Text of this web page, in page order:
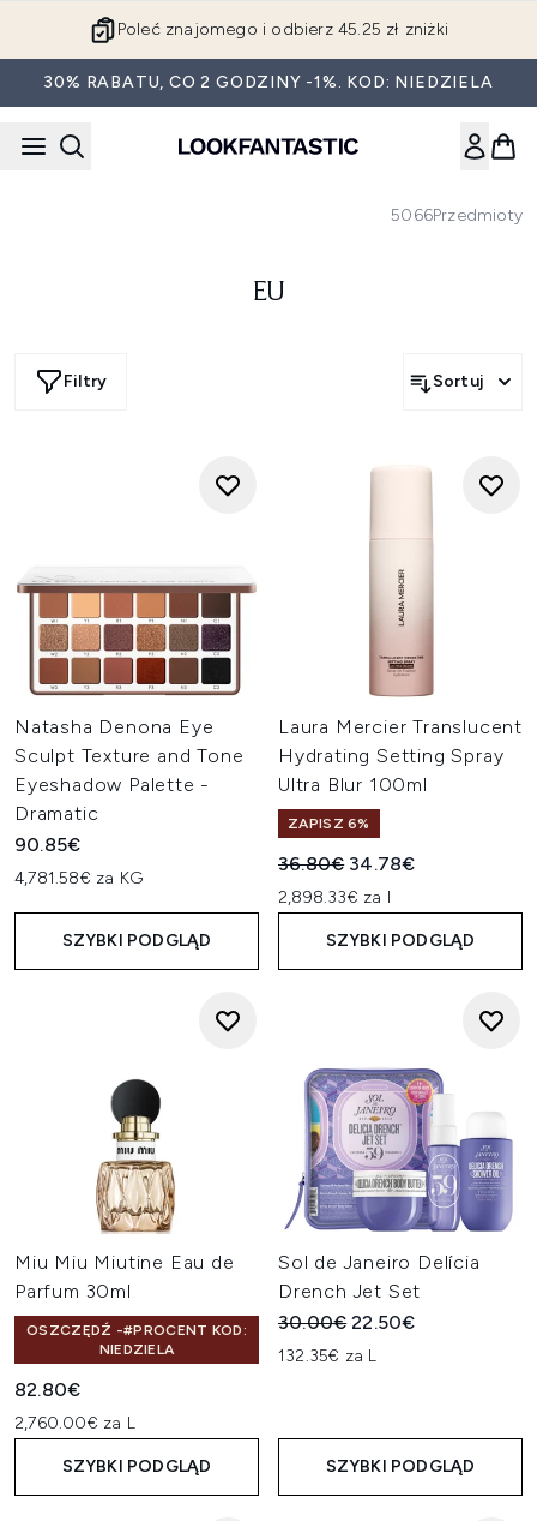
Poleć znajomego i odbierz 45.25 zł zniżki
30% RABATU, CO 2 GODZINY -1%. KOD: NIEDZIELA
5066Przedmioty
EU
Filtry Sortuj
Natasha Denona Eye
Sculpt Texture and Tone
Eyeshadow Palette -
Dramatic
90.85€
4,781.58€ za KG
SZYBKI PODGLĄD
Laura Mercier Translucent
Hydrating Setting Spray
Ultra Blur 100ml
ZAPISZ 6%
Sugerowana cena
36.80€ Aktualna cena:
34.78€
2,898.33€ za l
SZYBKI PODGLĄD
Miu Miu Miutine Eau de
Parfum 30ml
OSZCZĘDŹ -#PROCENT KOD:
NIEDZIELA
82.80€
2,760.00€ za L
SZYBKI PODGLĄD
Sol de Janeiro Delícia
Drench Jet Set
Sugerowana cena
30.00€Aktualna cena:
22.50€
132.35€ za L
SZYBKI PODGLĄD